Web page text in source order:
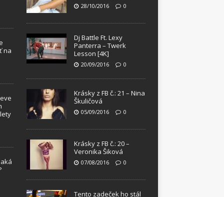
na
28/10/2016 0
Dj Battle Ft. Lexy
Panterra – Twerk
Lesson [4K]
20/09/2016 0
Krásky z FB č.: 21 – Nina
Škuličová
05/09/2016 0
Krásky z FB č.: 20 –
Veronika Šiková
07/08/2016 0
Tento zadeček ho stál